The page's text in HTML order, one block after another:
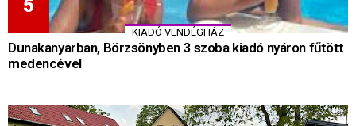
KIADÓ VENDÉGHÁZ
Dunakanyarban, Börzsönyben 3 szoba kiadó nyáron fűtött
medencével